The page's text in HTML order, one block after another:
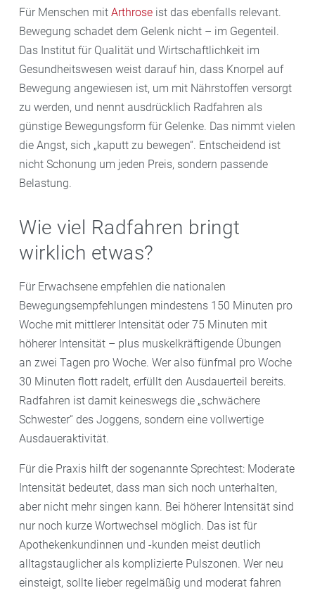
Für Menschen mit Arthrose ist das ebenfalls relevant.
Bewegung schadet dem Gelenk nicht – im Gegenteil.
Das Institut für Qualität und Wirtschaftlichkeit im
Gesundheitswesen weist darauf hin, dass Knorpel auf
Bewegung angewiesen ist, um mit Nährstoffen versorgt
zu werden, und nennt ausdrücklich Radfahren als
günstige Bewegungsform für Gelenke. Das nimmt vielen
die Angst, sich „kaputt zu bewegen“. Entscheidend ist
nicht Schonung um jeden Preis, sondern passende
Belastung.
Wie viel Radfahren bringt
wirklich etwas?
Für Erwachsene empfehlen die nationalen
Bewegungsempfehlungen mindestens 150 Minuten pro
Woche mit mittlerer Intensität oder 75 Minuten mit
höherer Intensität – plus muskelkräftigende Übungen
an zwei Tagen pro Woche. Wer also fünfmal pro Woche
30 Minuten flott radelt, erfüllt den Ausdauerteil bereits.
Radfahren ist damit keineswegs die „schwächere
Schwester“ des Joggens, sondern eine vollwertige
Ausdaueraktivität.
Für die Praxis hilft der sogenannte Sprechtest: Moderate
Intensität bedeutet, dass man sich noch unterhalten,
aber nicht mehr singen kann. Bei höherer Intensität sind
nur noch kurze Wortwechsel möglich. Das ist für
Apothekenkundinnen und -kunden meist deutlich
alltagstauglicher als komplizierte Pulszonen. Wer neu
einsteigt, sollte lieber regelmäßig und moderat fahren